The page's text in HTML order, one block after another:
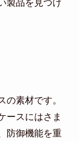
製品を見つけ
の素材です。
ースにはさま
防御機能を重